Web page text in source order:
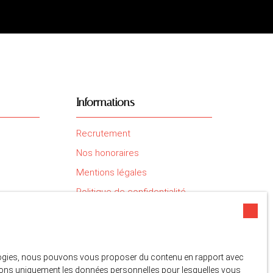
Informations
Recrutement
Nos honoraires
Mentions légales
Politique de confidentialité
nous pouvons vous proposer du contenu en rapport avec
uniquement les données personnelles pour lesquelles vous